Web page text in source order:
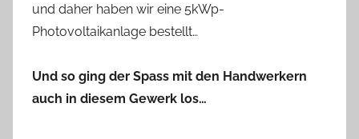
und daher haben wir eine 5kWp-
Photovoltaikanlage bestellt…
Und so ging der Spass mit den Handwerkern
auch in diesem Gewerk los…